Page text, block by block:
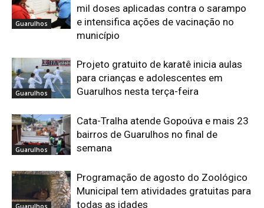
Guarulhos
mil doses aplicadas contra o sarampo
e intensifica ações de vacinação no
município
Guarulhos
Projeto gratuito de karatê inicia aulas
para crianças e adolescentes em
Guarulhos nesta terça-feira
Guarulhos
Cata-Tralha atende Gopoúva e mais 23
bairros de Guarulhos no final de
semana
Guarulhos
Programação de agosto do Zoológico
Municipal tem atividades gratuitas para
todas as idades